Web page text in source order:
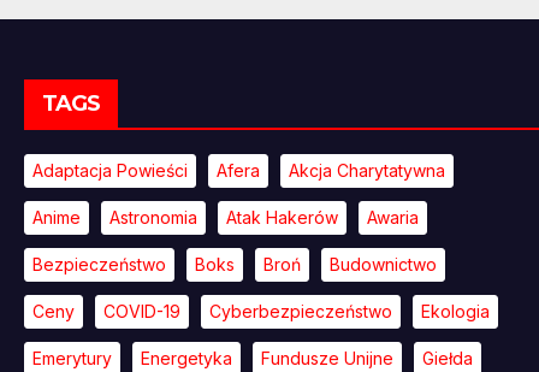
TAGS
Adaptacja Powieści Afera Akcja Charytatywna
Anime Astronomia Atak Hakerów Awaria
Bezpieczeństwo Boks Broń Budownictwo
Ceny COVID-19 Cyberbezpieczeństwo Ekologia
Emerytury Energetyka Fundusze Unijne Giełda